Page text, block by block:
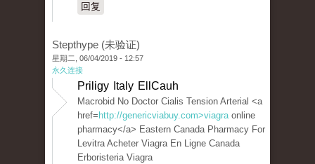
回复
Stepthype (未验证)
星期二, 06/04/2019 - 12:57
永久连接
Priligy Italy EllCauh
Macrobid No Doctor Cialis Tension Arterial <a
href= http://genericviabuy.com>viagraonline
pharmacy</a> Eastern Canada Pharmacy For
Levitra Acheter Viagra En Ligne Canada
Erboristeria Viagra